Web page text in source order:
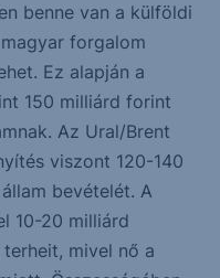
benne van a külföldi
forgalom
Ez alapján a
150 milliárd forint
Az Ural/Brent
viszont 120-140
bevételét. A
10-20 milliárd
mivel nő a